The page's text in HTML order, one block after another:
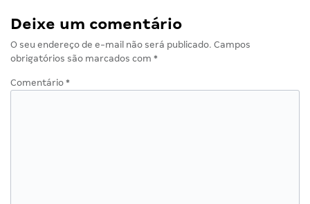
Deixe um comentário
O seu endereço de e-mail não será publicado. Campos
obrigatórios são marcados com *
Comentário *